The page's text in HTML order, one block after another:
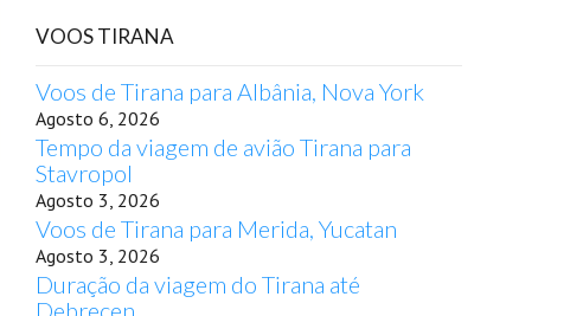
VOOS TIRANA
Voos de Tirana para Albânia, Nova York
Agosto 6, 2026
Tempo da viagem de avião Tirana para
Stavropol
Agosto 3, 2026
Voos de Tirana para Merida, Yucatan
Agosto 3, 2026
Duração da viagem do Tirana até
Debrecen